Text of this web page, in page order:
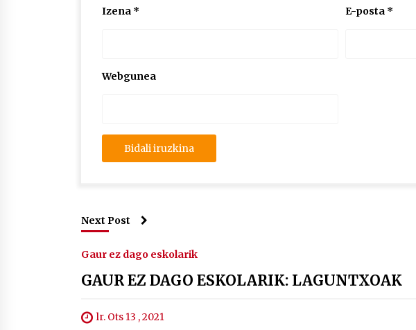
Izena * E-posta *
Webgunea
Next Post
Gaur ez dago eskolarik
GAUR EZ DAGO ESKOLARIK: LAGUNTXOAK
lr. Ots 13 , 2021